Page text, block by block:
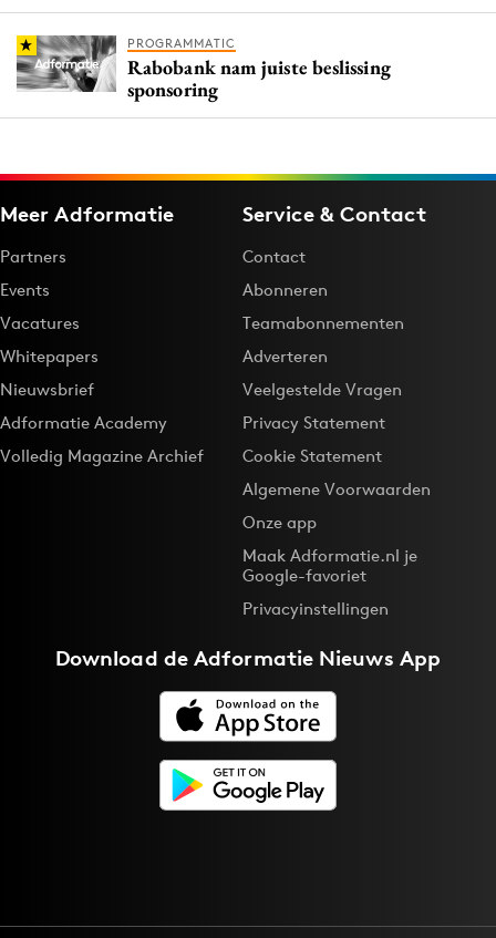
PROGRAMMATIC
Rabobank nam juiste beslissing
sponsoring
Meer Adformatie
Partners
Events
Vacatures
Whitepapers
Nieuwsbrief
Adformatie Academy
Volledig Magazine Archief
Service & Contact
Contact
Abonneren
Teamabonnementen
Adverteren
Veelgestelde Vragen
Privacy Statement
Cookie Statement
Algemene Voorwaarden
Onze app
Maak Adformatie.nl je
Google-favoriet
Privacyinstellingen
Download deAdformatie Nieuws App